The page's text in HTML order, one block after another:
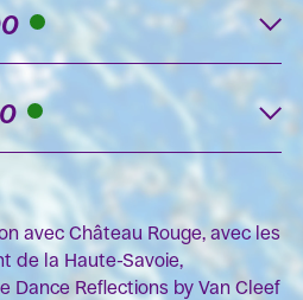
avec Château Rouge, avec les
de la Haute-Savoie,
Dance Reflections by Van Cleef